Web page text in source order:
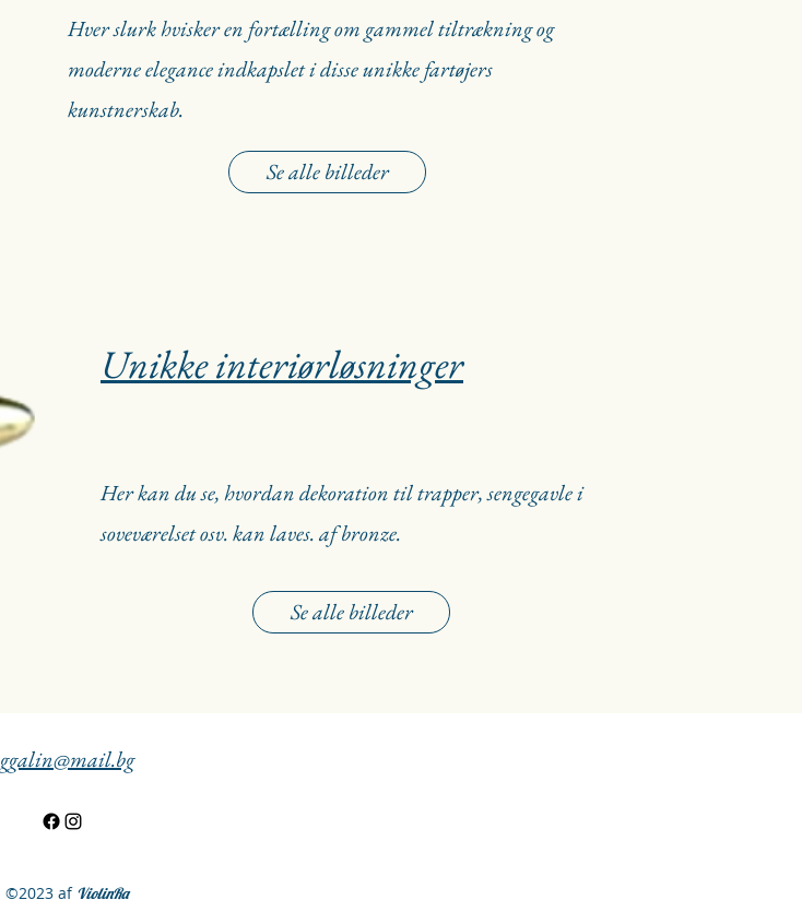
Hver slurk hvisker en fortælling om gammel tiltrækning og
moderne elegance indkapslet i disse unikke fartøjers
kunstnerskab.
Se alle billeder
Unikke interiørløsninger
Her kan du se, hvordan dekoration til trapper, sengegavle i
soveværelset osv. kan laves. af bronze.
Se alle billeder
ggalin@mail.bg
©2023 af ViolinRa